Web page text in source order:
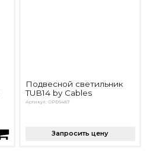
Подвесной светильник
TUB14 by Cables
Артикул: OPD9487
Запросить цену